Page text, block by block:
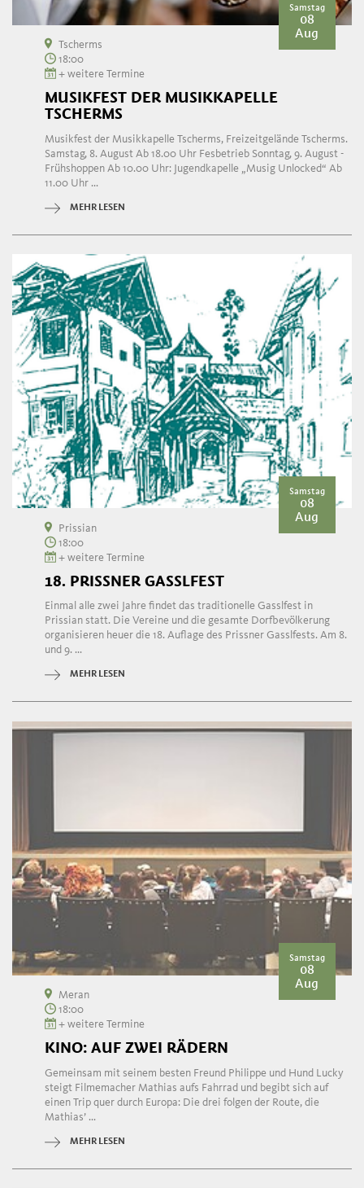
Samstag
08
Aug
Tscherms
18:00
+ weitere Termine
MUSIKFEST DER MUSIKKAPELLE
TSCHERMS
Musikfest der Musikkapelle Tscherms, Freizeitgelände Tscherms.
Samstag, 8. August Ab 18.00 Uhr Fesbetrieb Sonntag, 9. August -
Frühshoppen Ab 10.00 Uhr: Jugendkapelle „Musig Unlocked“ Ab
11.00 Uhr ...
MEHR LESEN
Samstag
08
Aug
Prissian
18:00
+ weitere Termine
18. PRISSNER GASSLFEST
Einmal alle zwei Jahre findet das traditionelle Gasslfest in
Prissian statt. Die Vereine und die gesamte Dorfbevölkerung
organisieren heuer die 18. Auflage des Prissner Gasslfests. Am 8.
und 9. ...
MEHR LESEN
Samstag
08
Aug
Meran
18:00
+ weitere Termine
KINO: AUF ZWEI RÄDERN
Gemeinsam mit seinem besten Freund Philippe und Hund Lucky
steigt Filmemacher Mathias aufs Fahrrad und begibt sich auf
einen Trip quer durch Europa: Die drei folgen der Route, die
Mathias’ ...
MEHR LESEN